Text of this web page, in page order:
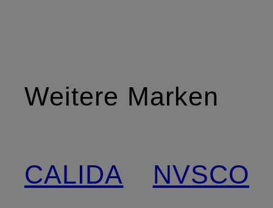
Weitere Marken
CALIDA
NVSCO